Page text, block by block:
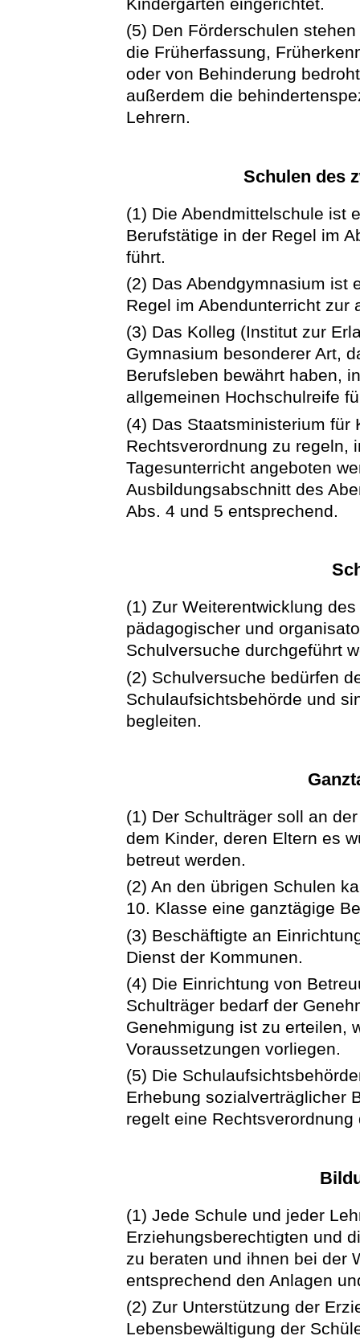
(5) Den Förderschulen
die Früherfassung,
oder von Behinderung
außerdem die
Lehrern.
Schulen des
(1) Die Abendmittelschule ist
Berufstätige in der Regel im
führt.
(2) Das Abendgymnasium ist
Regel im Abendunterricht zur
(3) Das Kolleg (Institut zur
Gymnasium besonderer Art,
Berufsleben bewährt haben,
allgemeinen Hochschulreife
(4) Das Staatsministerium für
Rechtsverordnung zu regeln,
Tagesunterricht angeboten
Ausbildungsabschnitt des
Abs. 4 und 5 entsprechend.
(1) Zur Weiterentwicklung
pädagogischer und
Schulversuche durchgeführt
(2) Schulversuche bedürfen
Schulaufsichtsbehörde und
begleiten.
(1) Der Schulträger soll an
dem Kinder, deren Eltern es
betreut werden.
(2) An den übrigen Schulen
10. Klasse eine ganztägige
(3) Beschäftigte an
Dienst der Kommunen.
(4) Die Einrichtung von
Schulträger bedarf der
Genehmigung ist zu erteilen,
Voraussetzungen vorliegen.
(5) Die
Erhebung sozialverträglicher
regelt eine
(1) Jede Schule und jeder
Erziehungsberechtigten und
zu beraten und ihnen bei der
entsprechend den Anlagen
(2) Zur Unterstützung der
Lebensbewältigung der